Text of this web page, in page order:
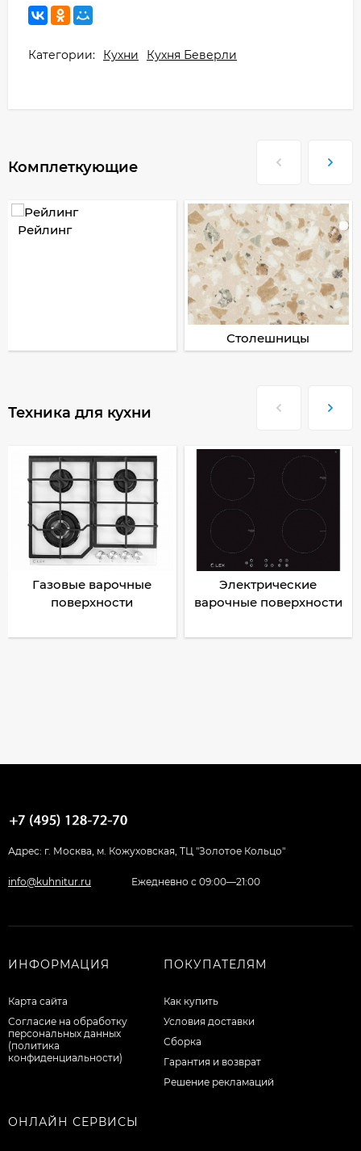
Категории: Кухни Кухня Беверли
Комплеткующие
Рейлинг
Столешницы
Техника для кухни
Газовые варочные
поверхности
Электрические
варочные поверхности
Адрес: г. Москва, м. Кожуховская, ТЦ "Золотое Кольцо"
info@kuhnitur.ru Ежедневно с 09:00—21:00
ИНФОРМАЦИЯ
Карта сайта
Согласие на обработку
персональных данных
(политика
конфиденциальности)
ПОКУПАТЕЛЯМ
Как купить
Условия доставки
Сборка
Гарантия и возврат
Решение рекламаций
ОНЛАЙН СЕРВИСЫ